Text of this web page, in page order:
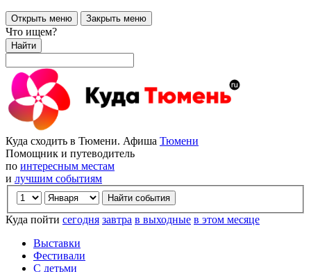
Открыть меню Закрыть меню
Что ищем?
Найти
Куда сходить в Тюмени. Афиша Тюмени
Помощник и путеводитель
по интересным местам
и лучшим событиям
Куда пойти сегодня завтра в выходные в этом месяце
Выставки
Фестивали
С детьми